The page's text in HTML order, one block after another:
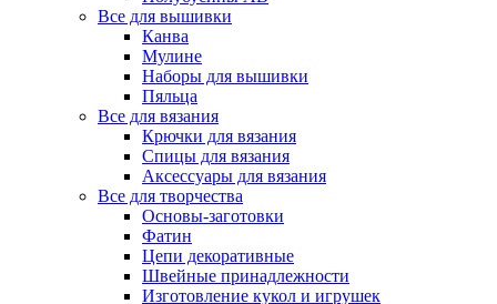
Все для вышивки
Канва
Мулине
Наборы для вышивки
Пяльца
Все для вязания
Крючки для вязания
Спицы для вязания
Аксессуары для вязания
Все для творчества
Основы-заготовки
Фатин
Цепи декоративные
Швейные принадлежности
Изготовление кукол и игрушек